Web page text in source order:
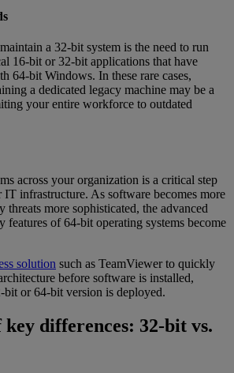
a 32-bit system is the need to run
16-bit or 32-bit applications that have
64-bit Windows. In these rare cases,
a dedicated legacy machine may be a
your entire workforce to outdated
across your organization is a critical step
infrastructure. As software becomes more
threats more sophisticated, the advanced
features of 64-bit operating systems become
solution such as TeamViewer to quickly
before software is installed,
bit or 64-bit version is deployed.
differences: 32-bit vs.